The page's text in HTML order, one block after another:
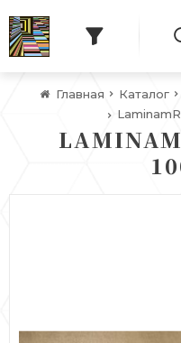
Главная Каталог